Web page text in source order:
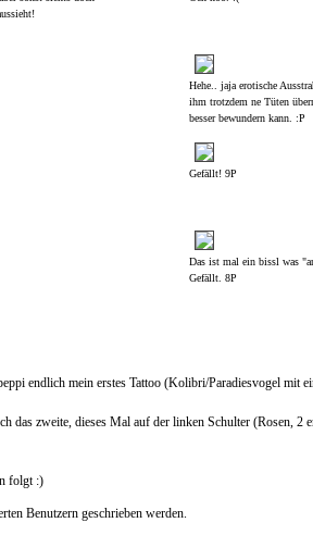
Hehe.. jaja erotische
ihm trotzdem ne Tüten
besser bewundern kann. :P
Gefällt! 9P
Das ist mal ein bissl was
Gefällt. 8P
endlich mein erstes Tattoo (Kolibri/Paradiesvogel mit
das zweite, dieses Mal auf der linken Schulter (Rosen,
folgt :)
Benutzern geschrieben werden.